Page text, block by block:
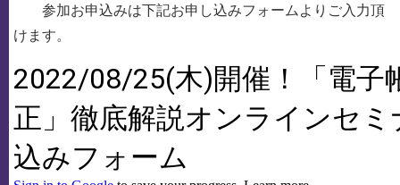
参加お申込みは下記お申し込みフォームよりご入力頂
けます。